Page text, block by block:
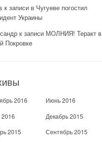
к записи в Чугуеве погостил
Украины
к записи МОЛНИЯ! Теракт в
Покровке
2016
Июнь 2016
Декабрь 2015
2015
Сентябрь 2015